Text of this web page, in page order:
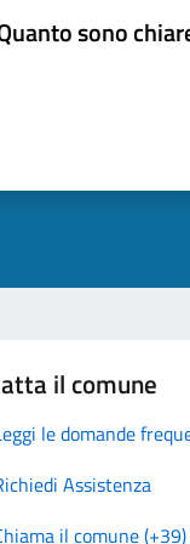
sono
il comune
le domande
Assistenza
il comune